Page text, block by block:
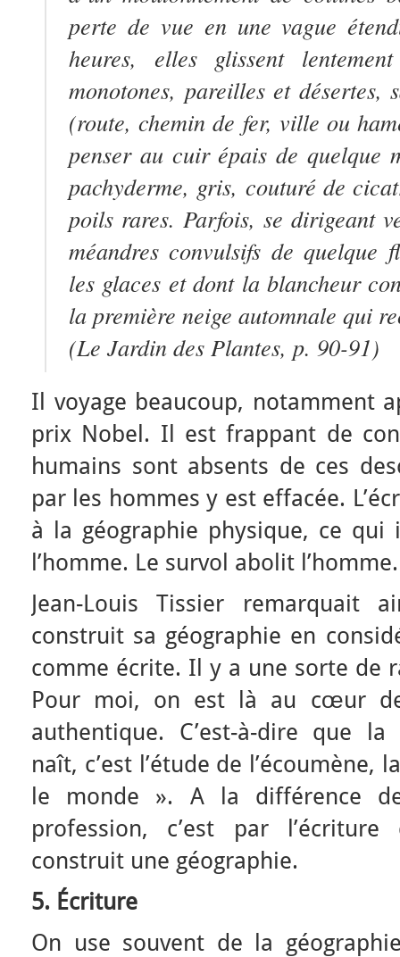
perte de vue en une vague
heures, elles glissent
monotones, pareilles et désertes,
(route, chemin de fer, ville ou
penser au cuir épais de quelque
pachyderme, gris, couturé de
poils rares. Parfois, se dirigeant
méandres convulsifs de quelque
les glaces et dont la blancheur
la première neige automnale qui
(Le Jardin des Plantes, p. 90-91)
Il voyage beaucoup, notamment
prix Nobel. Il est frappant de
humains sont absents de ces
par les hommes y est effacée.
à la géographie physique, ce qui
l’homme. Le survol abolit l’homme.
Jean-Louis Tissier remarquait
construit sa géographie en
comme écrite. Il y a une sorte de
Pour moi, on est là au cœur
authentique. C’est-à-dire que
naît, c’est l’étude de
le monde ». A la différence
profession, c’est par
construit une géographie.
5. Écriture
On use souvent de la